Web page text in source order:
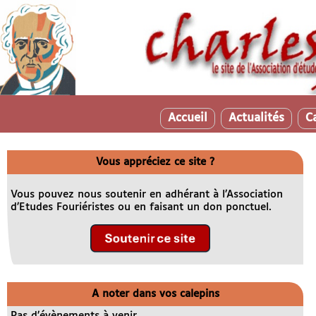
Accueil Actualités
Vous appréciez ce site ?
Vous pouvez nous soutenir en adhérant à l’Association
d’Etudes Fouriéristes ou en faisant un don ponctuel.
A noter dans vos calepins